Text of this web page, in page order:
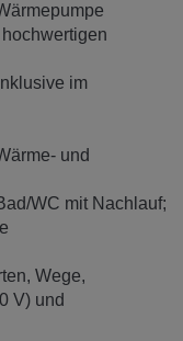
im
und
WC mit Nachlauf;
Wege,
V) und